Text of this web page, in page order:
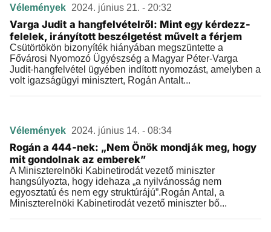
Vélemények 2024. június 21. - 20:32
Varga Judit a hangfelvételről: Mint egy kérdezz-
felelek, irányított beszélgetést művelt a férjem
Csütörtökön bizonyíték hiányában megszüntette a
Fővárosi Nyomozó Ügyészség a Magyar Péter-Varga
Judit-hangfelvétel ügyében indított nyomozást, amelyben a
volt igazságügyi minisztert, Rogán Antalt...
Vélemények 2024. június 14. - 08:34
Rogán a 444-nek: „Nem Önök mondják meg, hogy
mit gondolnak az emberek”
A Miniszterelnöki Kabinetirodát vezető miniszter
hangsúlyozta, hogy idehaza „a nyilvánosság nem
egyosztatú és nem egy struktúrájú”.Rogán Antal, a
Miniszterelnöki Kabinetirodát vezető miniszter bő...